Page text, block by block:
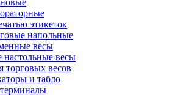
этикеток
напольные
весы
настольные весы
торговых весов
и табло